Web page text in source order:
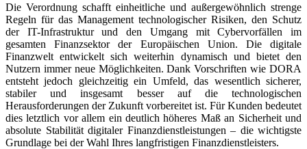
Die Verordnung schafft einheitliche und außergewöhnlich strenge
Regeln für das Management technologischer Risiken, den Schutz
der IT-Infrastruktur und den Umgang mit Cybervorfällen im
gesamten Finanzsektor der Europäischen Union. Die digitale
Finanzwelt entwickelt sich weiterhin dynamisch und bietet den
Nutzern immer neue Möglichkeiten. Dank Vorschriften wie DORA
entsteht jedoch gleichzeitig ein Umfeld, das wesentlich sicherer,
stabiler und insgesamt besser auf die technologischen
Herausforderungen der Zukunft vorbereitet ist. Für Kunden bedeutet
dies letztlich vor allem ein deutlich höheres Maß an Sicherheit und
absolute Stabilität digitaler Finanzdienstleistungen – die wichtigste
Grundlage bei der Wahl Ihres langfristigen Finanzdienstleisters.